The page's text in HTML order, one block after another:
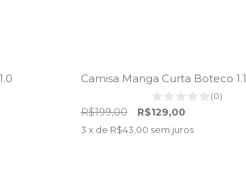
Camisa Manga Curta Boteco 1.1
(0)
R$199,00 R$129,00
3 x de R$43,00 sem juros